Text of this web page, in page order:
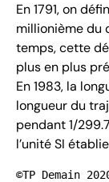
En 1791, on
millionième du
temps, cette
plus en plus
En 1983, la
longueur du
pendant 1/
l’unité SI
©TP Demain